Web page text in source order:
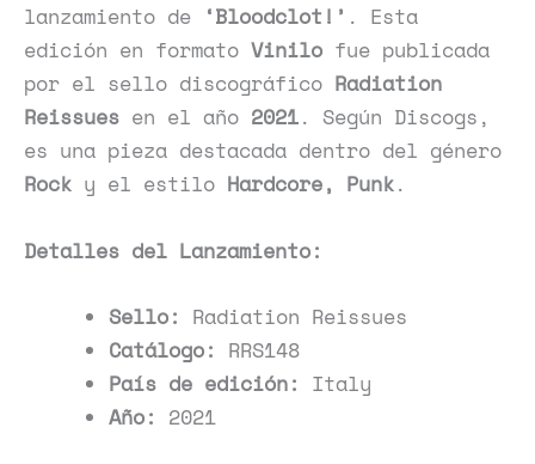
lanzamiento de ‘Bloodclot!’ . Esta
edición en formato Vinilo fue publicada
por el sello discográfico Radiation
Reissues en el año 2021. Según Discogs,
es una pieza destacada dentro del género
Rock y el estilo Hardcore, Punk.
Detalles del Lanzamiento:
Sello: Radiation Reissues
Catálogo: RRS148
País de edición: Italy
Año: 2021